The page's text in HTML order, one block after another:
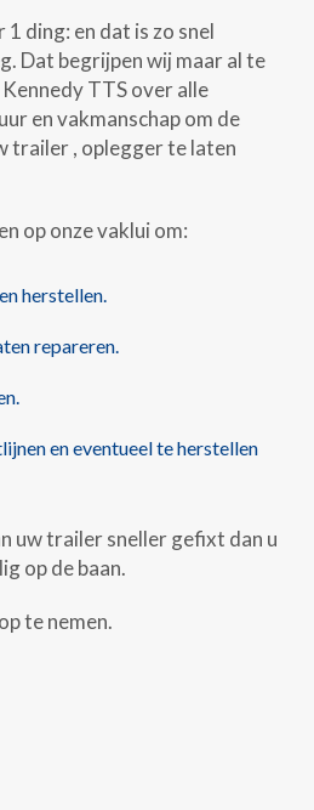
ding: en dat is zo snel
Dat begrijpen wij maar al te
TTS over alle
en vakmanschap om de
trailer , oplegger te laten
op onze vaklui om:
herstellen.
repareren.
en eventueel te herstellen
uw trailer sneller gefixt dan u
op de baan.
te nemen.